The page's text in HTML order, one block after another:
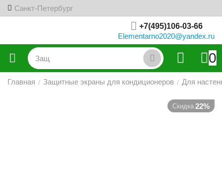
Санкт-Петербург
+7(495)106-03-66
Elementarno2020@yandex.ru
0
Главная / Защитные экраны для кондиционеров / Для
Скидка 22%